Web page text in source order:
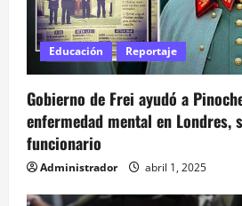
d
e
e
n
t
Educación Reportaje
Gobierno de Frei ayudó a
enfermedad mental en Londres,
funcionario
Administrador abril 1, 2025